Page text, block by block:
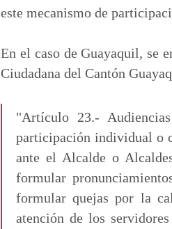
este mecanismo de
En el caso de Guayaquil, se
Ciudadana del Cantón
"Artículo 23.-
participación individual o
ante el Alcalde o
formular
formular quejas por la
atención de los